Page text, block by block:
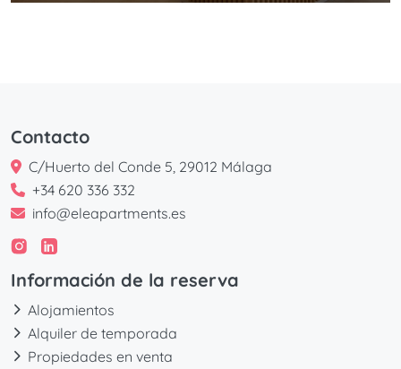
Contacto
C/Huerto del Conde 5, 29012 Málaga
+34 620 336 332
info@eleapartments.es
Información de la reserva
Alojamientos
Alquiler de temporada
Propiedades en venta